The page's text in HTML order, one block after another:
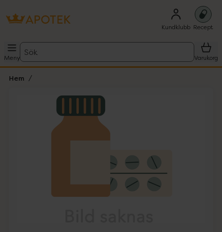
Kundklubb Recept
Meny
Sök
Varukorg
Hem
Lista: . Innehåller 1 objekt.